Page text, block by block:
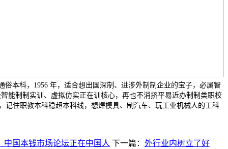
俗本科，1956 年，适合想出国深制、进涉外制制企业的宝子，必属智
能制制实训、虚拟仿实正在训核心，再也不消挤平易近办制制类职校
记住职教本科稳超本科线，想焊模具、制汽车、玩工业机械人的工科
中国本钱市场论坛正在中国人 下一篇： 外行业内树立了好